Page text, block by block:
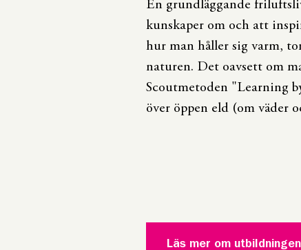
En grundläggande
kunskaper om och att
hur man håller sig varm,
naturen. Det oavsett om
Scoutmetoden "Learning
över öppen eld (om väder
Läs mer om utbildningen